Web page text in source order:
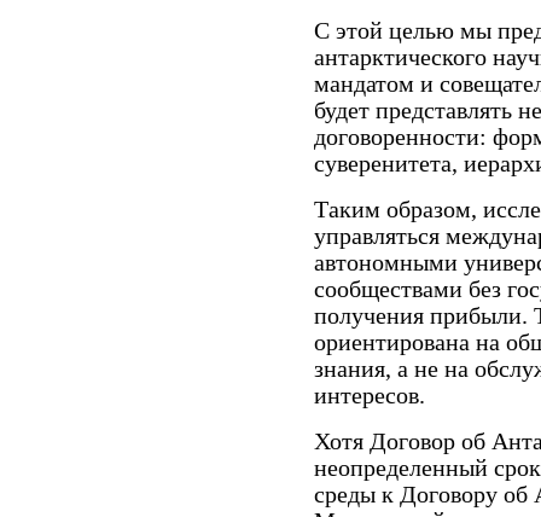
С этой целью мы
антарктического
мандатом и
будет представлять
договоренности:
суверенитета,
Таким образом,
управляться
автономными
сообществами без
получения прибыли.
ориентирована на
знания, а не на
интересов.
Хотя Договор об
неопределенный
среды к Договору об